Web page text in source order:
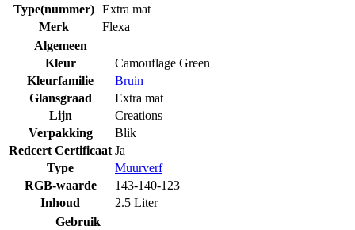
Type(nummer) Extra mat
Merk
Flexa
Algemeen
Kleur
Camouflage Green
Kleurfamilie
Bruin
Glansgraad
Extra mat
Lijn
Creations
Verpakking
Blik
Redcert Certificaat Ja
Type
Muurverf
RGB-waarde
143-140-123
Inhoud
2.5 Liter
Gebruik